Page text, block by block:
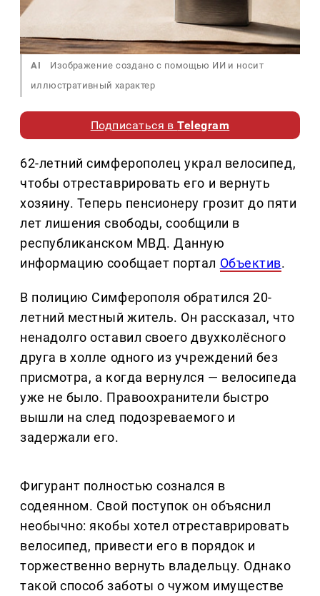
AI
Изображение создано с помощью ИИ и носит
иллюстративный характер
Подписаться вTelegram
62-летний симферополец украл велосипед,
чтобы отреставрировать его и вернуть
хозяину. Теперь пенсионеру грозит до пяти
лет лишения свободы, сообщили в
республиканском МВД. Данную
информацию сообщает портал Объектив.
В полицию Симферополя обратился 20-
летний местный житель. Он рассказал, что
ненадолго оставил своего двухколёсного
друга в холле одного из учреждений без
присмотра, а когда вернулся — велосипеда
уже не было. Правоохранители быстро
вышли на след подозреваемого и
задержали его.
Фигурант полностью сознался в
содеянном. Свой поступок он объяснил
необычно: якобы хотел отреставрировать
велосипед, привести его в порядок и
торжественно вернуть владельцу. Однако
такой способ заботы о чужом имуществе